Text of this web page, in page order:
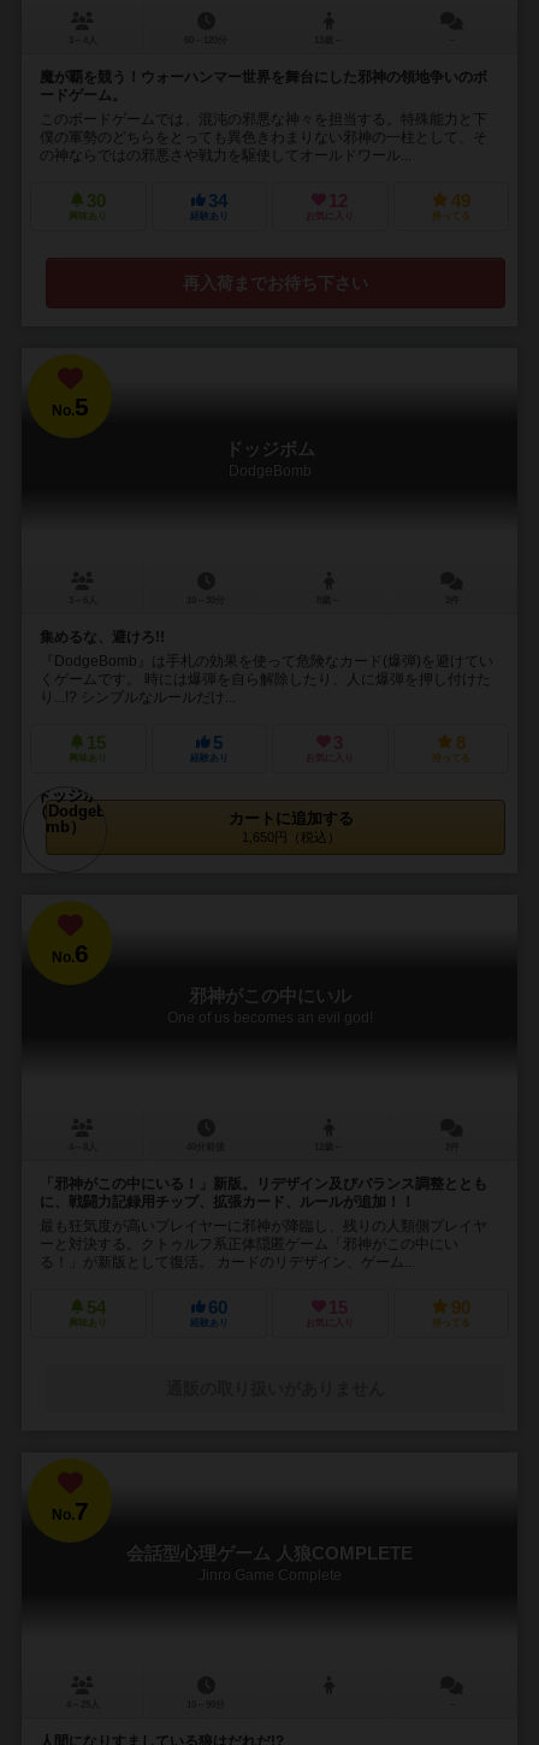
魔が覇を競う！ウォーハンマー世界を舞台にした邪神の領地争いのボ
ードゲーム。
このボードゲームでは、混沌の邪悪な神々を担当する。特殊能力と下
僕の軍勢のどちらをとっても異色きわまりない邪神の一柱として、そ
の神ならではの邪悪さや戦力を駆使してオールドワール...
30
興味あり
34
経験あり
12
お気に入り
49
持ってる
再入荷までお待ち下さい
No.5
ドッジボム
DodgeBomb
集めるな、避けろ!!
『DodgeBomb』は手札の効果を使って危険なカード(爆弾)を避けてい
くゲームです。 時には爆弾を自ら解除したり、人に爆弾を押し付けた
り...!? シンプルなルールだけ...
15
興味あり
5
経験あり
3
お気に入り
8
持ってる
カートに追加する
1,650円（税込）
No.6
邪神がこの中にいル
One of us becomes an evil god!
「邪神がこの中にいる！」新版。リデザイン及びバランス調整ととも
に、戦闘力記録用チップ、拡張カード、ルールが追加！！
最も狂気度が高いプレイヤーに邪神が降臨し、残りの人類側プレイヤ
ーと対決する。クトゥルフ系正体隠匿ゲーム「邪神がこの中にい
る！」が新版として復活。 カードのリデザイン、ゲーム...
54
興味あり
60
経験あり
15
お気に入り
90
持ってる
No.7
会話型心理ゲーム 人狼COMPLETE
Jinro Game Complete
人間になりすましている狼はだれだ!?